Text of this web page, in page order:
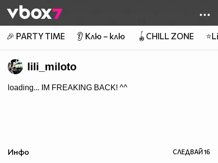
👾
🎉 PARTY TIME 👂 Клю – клю 🪀CHILL ZONE
lili_miloto
loading... IM FREAKING BACK! ^^
Инфо СЛЕДВАЙ16